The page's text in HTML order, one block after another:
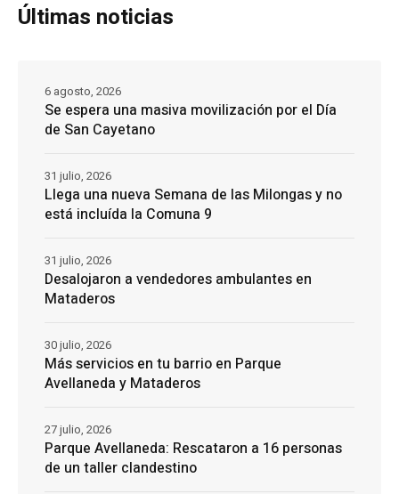
Últimas noticias
Se espera una masiva movilización por el Día
de San Cayetano
6 agosto, 2026
Llega una nueva Semana de las Milongas y no
está incluída la Comuna 9
31 julio, 2026
Desalojaron a vendedores ambulantes en
Mataderos
31 julio, 2026
Más servicios en tu barrio en Parque
Avellaneda y Mataderos
30 julio, 2026
Parque Avellaneda: Rescataron a 16 personas
de un taller clandestino
27 julio, 2026